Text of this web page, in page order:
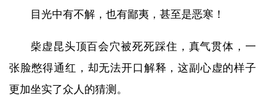
目光中有不解，也有鄙夷，甚至是恶寒！
柴虚昆头顶百会穴被死死踩住，真气贯体，一
张脸憋得通红，却无法开口解释，这副心虚的样子
更加坐实了众人的猜测。